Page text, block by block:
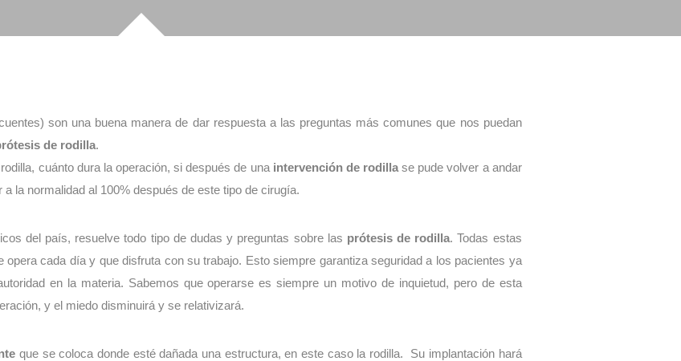
son una buena manera de dar respuesta a las preguntas más comunes que nos puedan
de rodilla.
cuánto dura la operación, si después de una intervención de rodillase pude volver a andar
la normalidad al 100% después de este tipo de cirugía.
del país, resuelve todo tipo de dudas y preguntas sobre las prótesis de rodilla. Todas estas
cada día y que disfruta con su trabajo. Esto siempre garantiza seguridad a los pacientes ya
en la materia. Sabemos que operarse es siempre un motivo de inquietud, pero de esta
y el miedo disminuirá y se relativizará.
que se coloca donde esté dañada una estructura, en este caso la rodilla. Su implantación hará